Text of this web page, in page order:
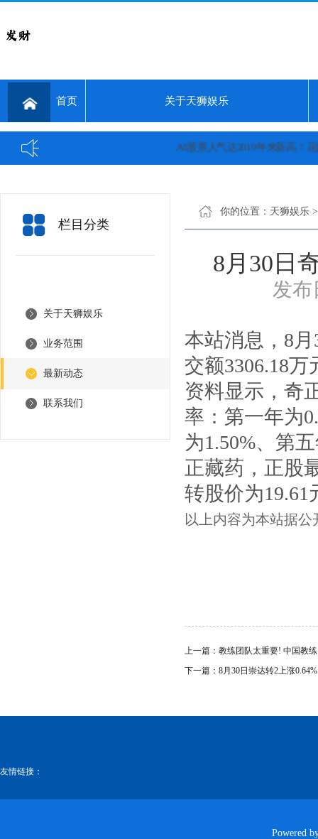
首页 关于天狮娱乐
AI股票人气达2019年来新高！花旗
栏目分类
关于天狮娱乐
业务范围
最新动态
联系我们
你的位置： 天狮娱乐
8月30日
发布
本站消息，8
交额3306.18
资料显示，奇
率：第一年为
为1.50%、第
正藏药，正股
转股价为19.61
以上内容为本站据
上一篇： 教练团队太重要! 中国教
下一篇： 8月30日崇达转2上涨
友情链接：
Powered